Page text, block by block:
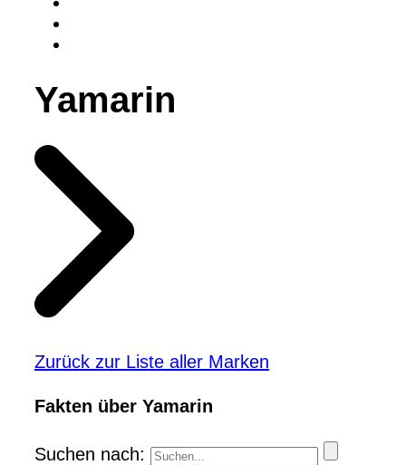
Yamarin
Zurück zur Liste aller Marken
Fakten über Yamarin
Suchen nach: